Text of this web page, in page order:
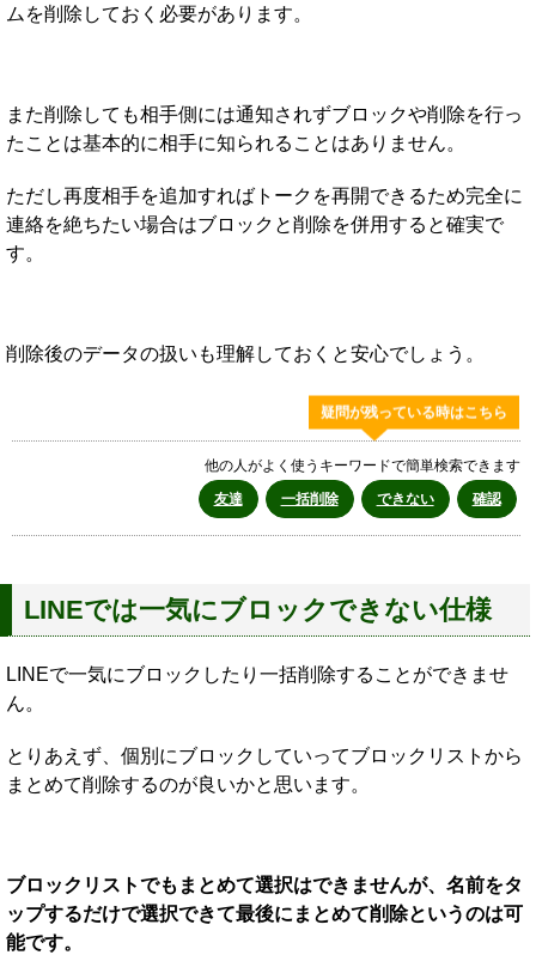
ムを削除しておく必要があります。
また削除しても相手側には通知されずブロックや削除を行っ
たことは基本的に相手に知られることはありません。
ただし再度相手を追加すればトークを再開できるため完全に
連絡を絶ちたい場合はブロックと削除を併用すると確実で
す。
削除後のデータの扱いも理解しておくと安心でしょう。
疑問が残っている時はこちら
他の人がよく使うキーワードで簡単検索できます
友達
一括削除 できない 確認
LINEでは一気にブロックできない仕様
LINEで一気にブロックしたり一括削除することができませ
ん。
とりあえず、個別にブロックしていってブロックリストから
まとめて削除するのが良いかと思います。
ブロックリストでもまとめて選択はできませんが、名前をタ
ップするだけで選択できて最後にまとめて削除というのは可
能です。